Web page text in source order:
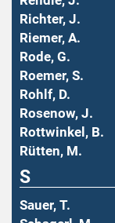
Richter, J.
Riemer, A.
Rode, G.
Roemer, S.
Rohlf, D.
Rosenow, J.
Rottwinkel, B.
Rütten, M.
S
Sauer, T.